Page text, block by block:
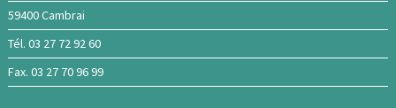
59400 Cambrai
Tél. 03 27 72 92 60
Fax. 03 27 70 96 99